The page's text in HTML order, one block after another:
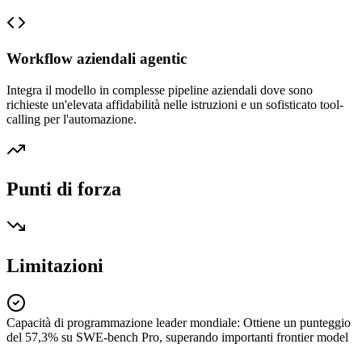
Workflow aziendali agentic
Integra il modello in complesse pipeline aziendali dove sono
richieste un'elevata affidabilità nelle istruzioni e un sofisticato tool-
calling per l'automazione.
Punti di forza
Limitazioni
Capacità di programmazione leader mondiale: Ottiene un punteggio
del 57,3% su SWE-bench Pro, superando importanti frontier model